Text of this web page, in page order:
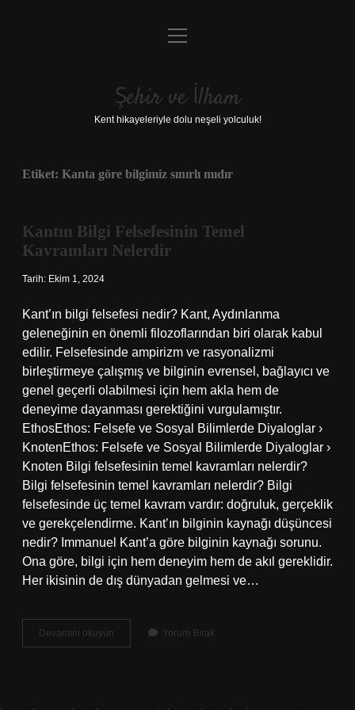
Anasayfa
Yasal Uyarı
menüyü
Şehir ve İlham
Kent hikayeleriyle dolu neşeli yolculuk!
Etiket: Kanta göre bilgimiz sınırlı mıdır
Kantın Bilgi Felsefesinin Temel
Kavramları Nelerdir
Tarih: Ekim 1, 2024
Kant’ın bilgi felsefesi nedir? Kant, Aydınlanma
geleneğinin en önemli filozoflarından biri olarak kabul
edilir. Felsefesinde ampirizm ve rasyonalizmi
birleştirmeye çalışmış ve bilginin evrensel, bağlayıcı ve
genel geçerli olabilmesi için hem akla hem de
deneyime dayanması gerektiğini vurgulamıştır.
EthosEthos: Felsefe ve Sosyal Bilimlerde Diyaloglar ›
KnotenEthos: Felsefe ve Sosyal Bilimlerde Diyaloglar ›
Knoten Bilgi felsefesinin temel kavramları nelerdir?
Bilgi felsefesinin temel kavramları nelerdir? Bilgi
felsefesinde üç temel kavram vardır: doğruluk, gerçeklik
ve gerekçelendirme. Kant’ın bilginin kaynağı düşüncesi
nedir? Immanuel Kant’a göre bilginin kaynağı sorunu.
Ona göre, bilgi için hem deneyim hem de akıl gereklidir.
Her ikisinin de dış dünyadan gelmesi ve…
Devamını okuyun
Bilgi
Yorum Bırak